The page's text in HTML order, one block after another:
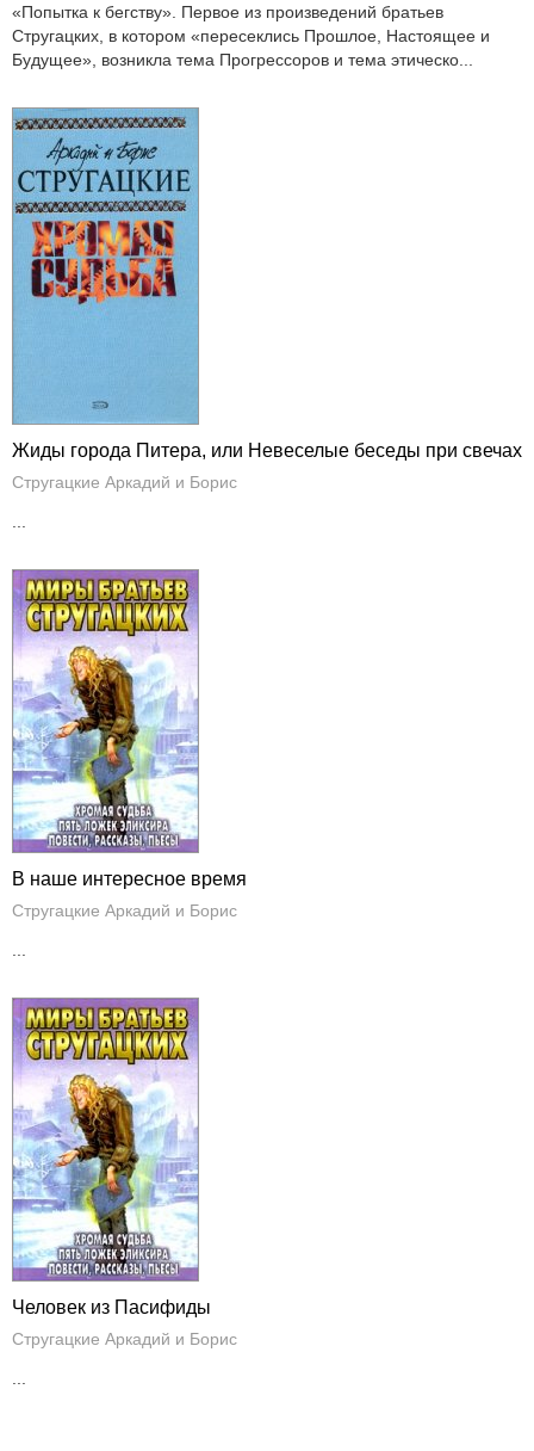
«Попытка к бегству». Первое из произведений братьев
Стругацких, в котором «пересеклись Прошлое, Настоящее и
Будущее», возникла тема Прогрессоров и тема этическо...
Жиды города Питера, или Невеселые беседы при свечах
Стругацкие Аркадий и Борис
В наше интересное время
Стругацкие Аркадий и Борис
Человек из Пасифиды
Стругацкие Аркадий и Борис